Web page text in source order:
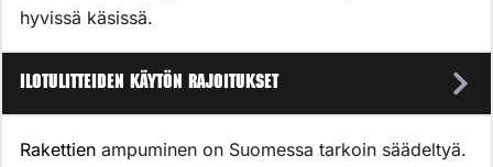
hyvissä käsissä.
Ilotulitteiden käytön rajoitukset
Rakettien ampuminen on Suomessa tarkoin säädeltyä.